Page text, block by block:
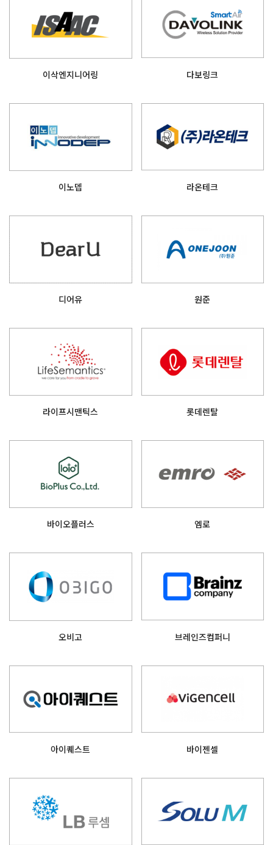
이삭엔지니어링 다보링크
이노뎁 라온테크
디어유 원준
라이프시맨틱스 롯데렌탈
바이오플러스 엠로
오비고 브레인즈컴퍼니
아이퀘스트 바이젠셀